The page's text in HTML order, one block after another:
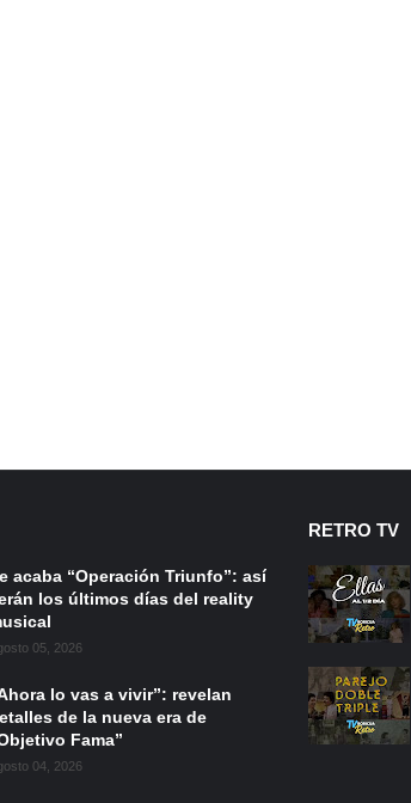
acaba “Operación Triunfo”: así
los últimos días del reality
05, 2026
lo vas a vivir”: revelan
de la nueva era de
Fama”
04, 2026
RETRO TV